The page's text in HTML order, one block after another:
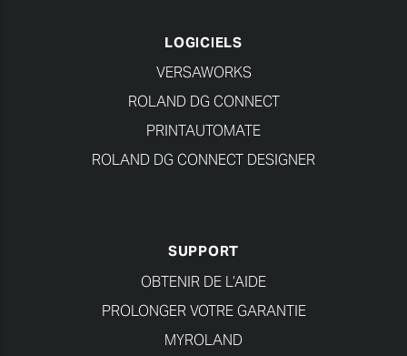
LOGICIELS
VERSAWORKS
ROLAND DG CONNECT
PRINTAUTOMATE
ROLAND DG CONNECT DESIGNER
SUPPORT
OBTENIR DE L’AIDE
PROLONGER VOTRE GARANTIE
MYROLAND